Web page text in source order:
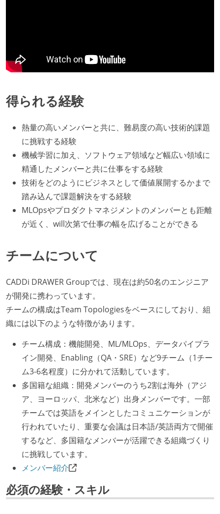
得られる経験
熱量の高いメンバーと共に、難易度の高い技術的課題
に挑戦する経験
機械学習に加え、ソフトウェア領域など幅広い領域に
精通したメンバーと共に仕事をする経験
技術をどのようにビジネスとして価値展開するかまで
踏み込んで課題解決をする経験
MLOpsやプロダクトマネジメントのメンバーとも距離
が近く、will次第で仕事の幅を広げることができる
チームについて
CADDi DRAWER Groupでは、現在は約50名のエンジニア
が開発に携わっています。
チームの構成はTeam Topologiesをベースにしており、組
織には以下のような特徴があります。
チーム構成：機能開発、ML/MLOps、データパイプラ
イン開発、Enabling（QA・SRE）など9チーム（1チー
ム3-6名程度）に分かれて活動しています。
多国籍な組織：開発メンバーのうち2割は海外（アジ
ア、ヨーロッパ、北米など）出身メンバーです。一部
チームでは英語をメインとしたコミュニケーションが
行われていたり、重要な会議は日本語/英語両方で開催
するなど、多国籍なメンバーが活躍できる組織づくり
に挑戦しています。
メンバー紹介
必須の経験・スキル